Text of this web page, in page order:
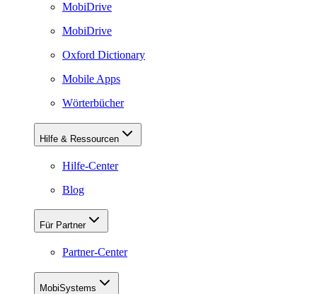
MobiDrive
MobiDrive
Oxford Dictionary
Mobile Apps
Wörterbücher
Hilfe & Ressourcen
Hilfe-Center
Blog
Für Partner
Partner-Center
MobiSystems